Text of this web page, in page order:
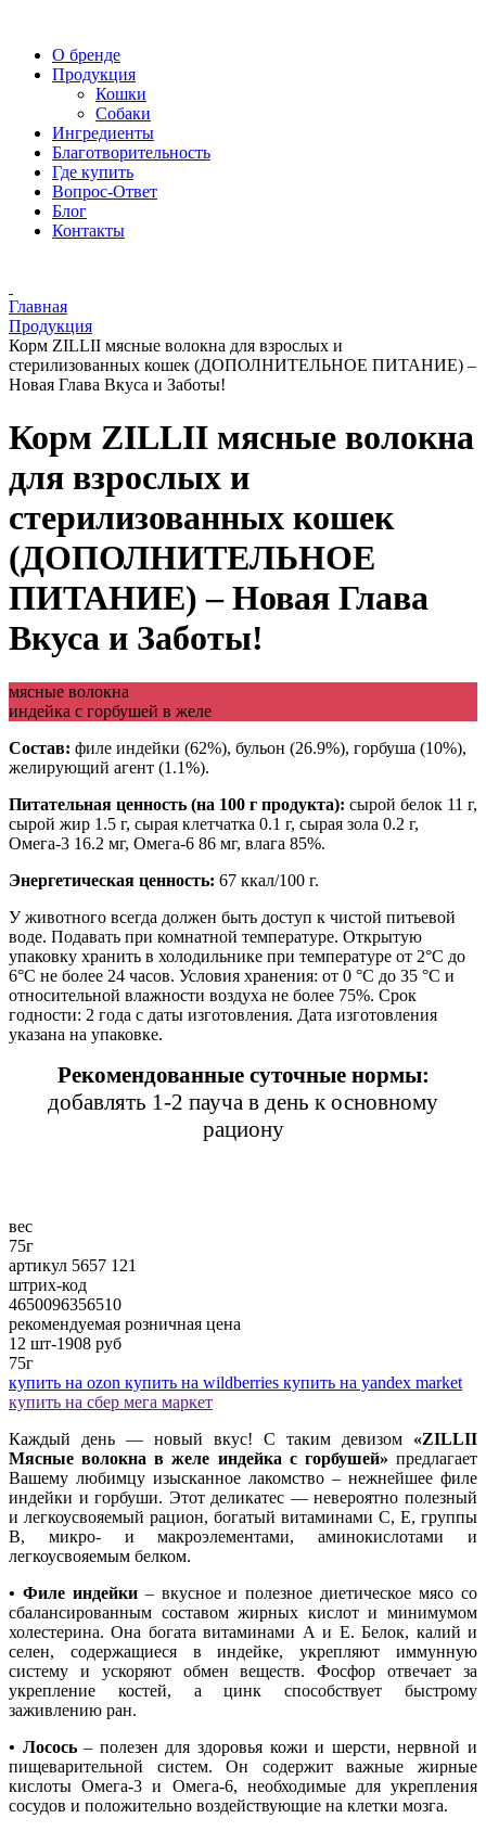
О бренде
Продукция
Кошки
Собаки
Ингредиенты
Благотворительность
Где купить
Вопрос-Ответ
Блог
Контакты
Главная
Продукция
Корм ZILLII мясные волокна для взрослых и
стерилизованных кошек (ДОПОЛНИТЕЛЬНОЕ ПИТАНИЕ) –
Новая Глава Вкуса и Заботы!
Корм ZILLII мясные волокна
для взрослых и
стерилизованных кошек
(ДОПОЛНИТЕЛЬНОЕ
ПИТАНИЕ) – Новая Глава
Вкуса и Заботы!
мясные волокна
индейка с горбушей в желе
Состав: филе индейки (62%), бульон (26.9%), горбуша (10%),
желирующий агент (1.1%).
Питательная ценность (на 100 г продукта): сырой белок 11 г,
сырой жир 1.5 г, сырая клетчатка 0.1 г, сырая зола 0.2 г,
Омега-3 16.2 мг, Омега-6 86 мг, влага 85%.
Энергетическая ценность: 67 ккал/100 г.
У животного всегда должен быть доступ к чистой питьевой
воде. Подавать при комнатной температуре. Открытую
упаковку хранить в холодильнике при температуре от 2°С до
6°С не более 24 часов. Условия хранения: от 0 °С до 35 °С и
относительной влажности воздуха не более 75%. Срок
годности: 2 года с даты изготовления. Дата изготовления
указана на упаковке.
Рекомендованные суточные нормы:
добавлять 1-2 пауча в день к основному
рациону
вес
75г
артикул 5657 121
штрих-код
4650096356510
рекомендуемая розничная цена
12 шт-1908 руб
75г
купить на ozon купить на wildberries купить на yandex market
купить на сбер мега маркет
Каждый день — новый вкус! С таким девизом «ZILLII
Мясные волокна в желе индейка с горбушей» предлагает
Вашему любимцу изысканное лакомство – нежнейшее филе
индейки и горбуши. Этот деликатес — невероятно полезный
и легкоусвояемый рацион, богатый витаминами С, Е, группы
В, микро- и макроэлементами, аминокислотами и
легкоусвояемым белком.
• Филе индейки– вкусное и полезное диетическое мясо со
сбалансированным составом жирных кислот и минимумом
холестерина. Она богата витаминами А и Е. Белок, калий и
селен, содержащиеся в индейке, укрепляют иммунную
систему и ускоряют обмен веществ. Фосфор отвечает за
укрепление костей, а цинк способствует быстрому
заживлению ран.
• Лосось– полезен для здоровья кожи и шерсти, нервной и
пищеварительной систем. Он содержит важные жирные
кислоты Омега-3 и Омега-6, необходимые для укрепления
сосудов и положительно воздействующие на клетки мозга.